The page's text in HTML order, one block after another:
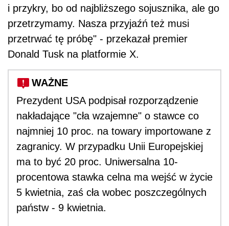
i przykry, bo od najbliższego sojusznika, ale go
przetrzymamy. Nasza przyjaźń też musi
przetrwać tę próbę" - przekazał premier
Donald Tusk na platformie X.
WAŻNE
Prezydent USA podpisał rozporządzenie
nakładające "cła wzajemne" o stawce co
najmniej 10 proc. na towary importowane z
zagranicy. W przypadku Unii Europejskiej
ma to być 20 proc. Uniwersalna 10-
procentowa stawka celna ma wejść w życie
5 kwietnia, zaś cła wobec poszczególnych
państw - 9 kwietnia.